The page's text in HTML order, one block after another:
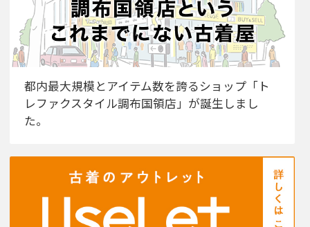
都内最大規模とアイテム数を誇るショップ「ト
レファクスタイル調布国領店」が誕生しまし
た。